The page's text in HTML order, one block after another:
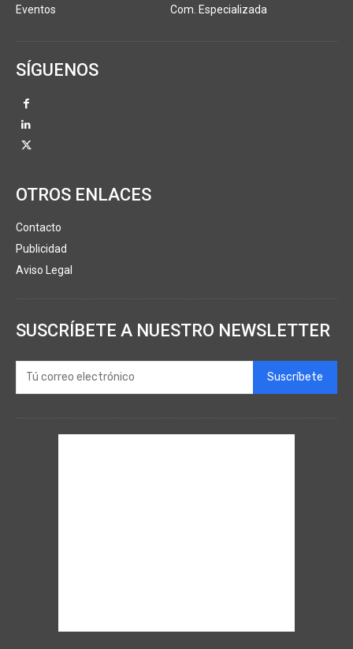
Eventos
Com. Especializada
SÍGUENOS
OTROS ENLACES
Contacto
Publicidad
Aviso Legal
SUSCRÍBETE A NUESTRO NEWSLETTER
Suscríbete